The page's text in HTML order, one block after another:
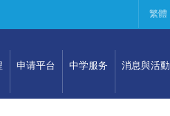
繁體
申请平台 中学服务 消息與活動